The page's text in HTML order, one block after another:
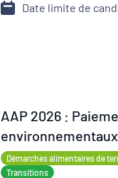
Date limite de
AAP 2026 :
Bretagne
Démarches alimentaires de
Transitions